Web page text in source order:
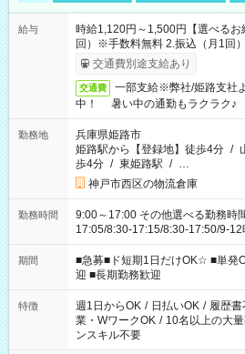
給与
時給1,120円～1,500円【選べる
回）※手数料無料 2.振込（月1回
交通費別途支給あり
交通費
一部支給※弊社/姫路支社
中！ 暑い中の通勤もラクラク♪
勤務地
兵庫県姫路市
姫路駅から【登録地】徒歩4分 /
歩4分 / 東姫路駅 / …
神戸市西区の物流倉庫
勤務時間
9:00～17:00 その他選べる勤務時間多数 8-17時/8:20-
17:05/8:30-17:15/8:30-17:50/9-
18時 などなど！ ご都合に合わ
期間
■急募■ド短期1日だけOK☆ ■単発
迎 ■長期勤務歓迎
特徴 週1日からOK / 日払いOK / 履歴書
業・WワークOK / 10名以上の大
ンスキル不要